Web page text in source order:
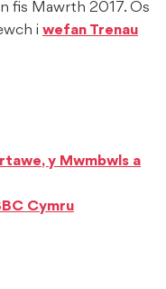
fis Mawrth 2017. Os
i wefan Trenau
y Mwmbwls a
Cymru